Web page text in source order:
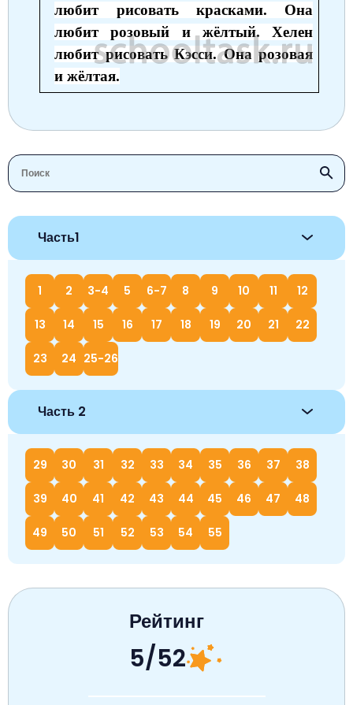
любит рисовать красками. Она
любит розовый и жёлтый. Хелен
любит рисовать Кэсси. Она розовая
и жёлтая.
Часть1
1 2 3-4 5 6-7 8 9 10 11 12
13 14 15 16 17 18 19 20 21 22
23 24 25-26
Часть 2
29 30 31 32 33 34 35 36 37 38
39 40 41 42 43 44 45 46 47 48
49 50 51 52 53 54 55
Рейтинг
5/52